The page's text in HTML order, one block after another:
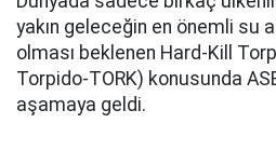
yakın geleceğin en önemli su
olması beklenen Hard-Kill
Torpido-TORK) konusunda
aşamaya geldi.